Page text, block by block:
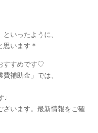
いったように、
います＊
すすめです♡
補助金」では、
♩
います。最新情報をご確